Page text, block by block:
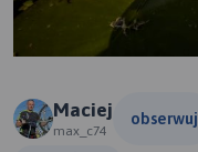
Maciej
max_c74
obserwuj